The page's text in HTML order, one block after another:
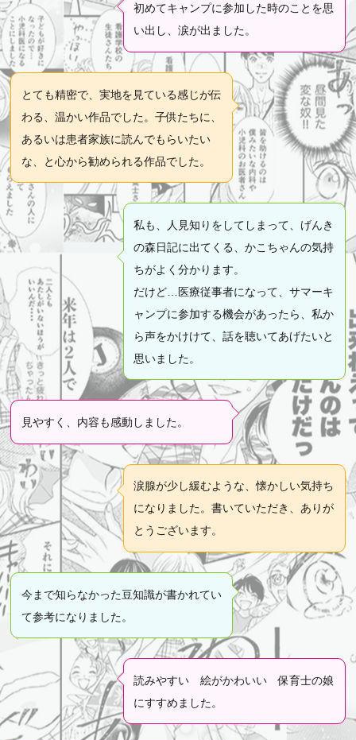
初めてキャンプに参加した時のことを思
い出し、涙が出ました。
とても精密で、実地を見ている感じが伝
わる、温かい作品でした。子供たちに、
あるいは患者家族に読んでもらいたい
な、と心から勧められる作品でした。
私も、人見知りをしてしまって、げんき
の森日記に出てくる、かこちゃんの気持
ちがよく分かります。
だけど…医療従事者になって、サマーキ
ャンプに参加する機会があったら、私か
ら声をかけけて、話を聴いてあげたいと
思いました。
見やすく、内容も感動しました。
涙腺が少し緩むような、懐かしい気持ち
になりました。書いていただき、ありが
とうございます。
今まで知らなかった豆知識が書かれてい
て参考になりました。
読みやすい 絵がかわいい 保育士の娘
にすすめました。